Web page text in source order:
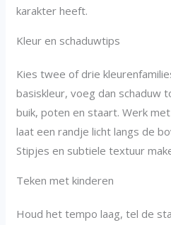
karakter heeft.
Kleur en schaduwtips
Kies twee of drie
basiskleur, voeg dan schaduw
buik, poten en staart. Werk
laat een randje licht langs de
Stipjes en subtiele textuur
Teken met kinderen
Houd het tempo laag, tel de